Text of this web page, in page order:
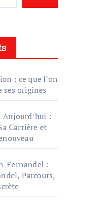
: ce que l’on
ses origines
Aujourd’hui :
Carrière et
Fernandel :
Parcours,